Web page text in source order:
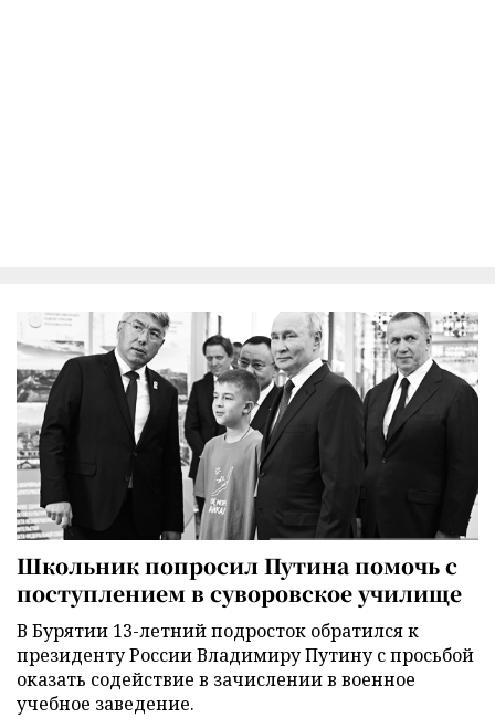
Школьник попросил Путина помочь с
поступлением в суворовское училище
В Бурятии 13-летний подросток обратился к
президенту России Владимиру Путину с просьбой
оказать содействие в зачислении в военное
учебное заведение.